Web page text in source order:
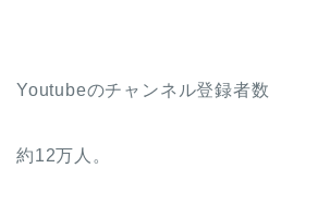
Youtubeのチャンネル登録者数
約12万人。